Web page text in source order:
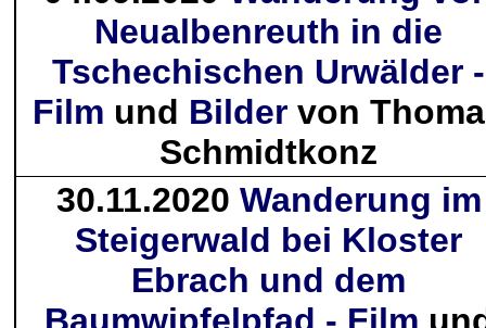
Neualbenreuth in die
Tschechischen Urwälder -
Film und Bilder von
Schmidtkonz
30.11.2020 Wanderung im
Steigerwald bei Kloster
Ebrach und dem